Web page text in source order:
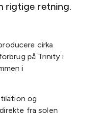
rigtige retning.
cirka
på Trinity i
i
og
fra solen